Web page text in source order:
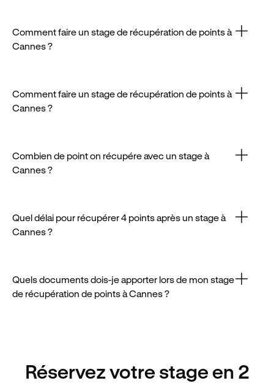
la date ou du formateur.
Comment faire un stage de récupération de points à
Cannes ?
route.
Comment faire un stage de récupération de points à
Cannes ?
prendre à l’avance.
Combien de point on récupére avec un stage à
Cannes ?
positif.
Quel délai pour récupérer 4 points après un stage à
Cannes ?
Quels documents dois-je apporter lors de mon stage
de récupération de points à Cannes ?
Réservez votre stage en 2